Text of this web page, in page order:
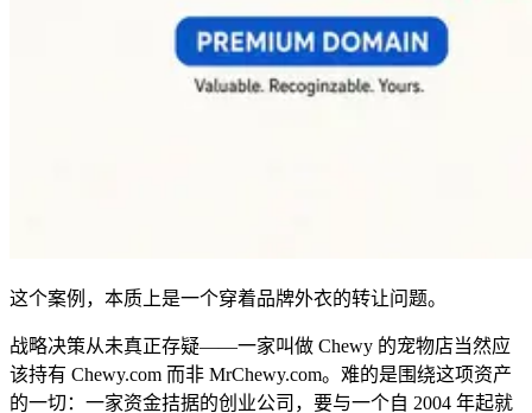
这个案例，本质上是一个穿着品牌外衣的转让问题。
战略决策从未真正存疑——一家叫做 Chewy 的宠物店当然应
该持有 Chewy.com 而非 MrChewy.com。难的是围绕这项资产
的一切：一家资金拮据的创业公司，要与一个自 2004 年起就